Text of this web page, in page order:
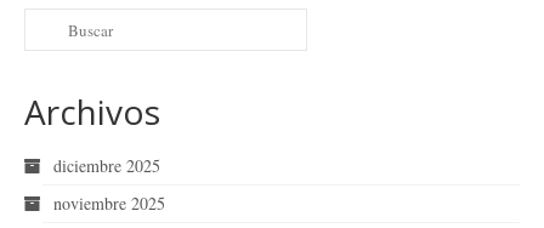
Archivos
diciembre 2025
noviembre 2025